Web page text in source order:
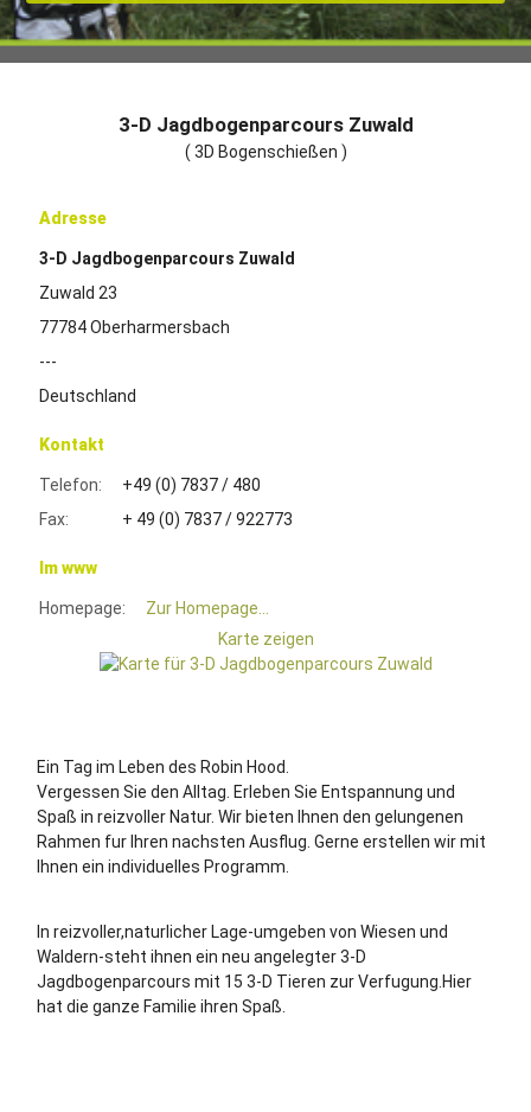
3-D Jagdbogenparcours Zuwald
( 3D Bogenschießen )
Adresse
3-D Jagdbogenparcours Zuwald
Zuwald 23
77784 Oberharmersbach
---
Deutschland
Kontakt
Telefon:
+49 (0) 7837 / 480
Fax:
+ 49 (0) 7837 / 922773
Im www
Homepage:
Zur Homepage...
Karte zeigen
Ein Tag im Leben des Robin Hood.
Vergessen Sie den Alltag. Erleben Sie Entspannung und
Spaß in reizvoller Natur. Wir bieten Ihnen den gelungenen
Rahmen fur Ihren nachsten Ausflug. Gerne erstellen wir mit
Ihnen ein individuelles Programm.
In reizvoller,naturlicher Lage-umgeben von Wiesen und
Waldern-steht ihnen ein neu angelegter 3-D
Jagdbogenparcours mit 15 3-D Tieren zur Verfugung.Hier
hat die ganze Familie ihren Spaß.